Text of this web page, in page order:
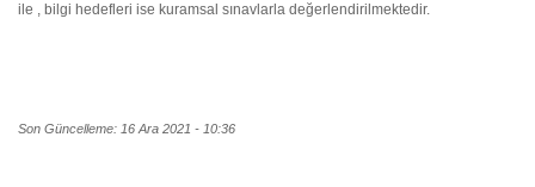
ile , bilgi hedefleri ise kuramsal sınavlarla değerlendirilmektedir.
Son Güncelleme: 16 Ara 2021 - 10:36